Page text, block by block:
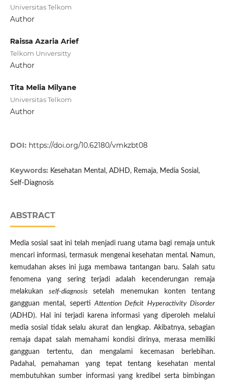
Universitas Telkom
Author
Raissa Azaria Arief
Telkom Universitty
Author
Tita Melia Milyane
Universitas Telkom
Author
DOI: https://doi.org/10.62180/vmkzbt08
Keywords: Kesehatan Mental, ADHD, Remaja, Media Sosial,
Self-Diagnosis
ABSTRACT
Media sosial saat ini telah menjadi ruang utama bagi remaja untuk
mencari informasi, termasuk mengenai kesehatan mental. Namun,
kemudahan akses ini juga membawa tantangan baru. Salah satu
fenomena yang sering terjadi adalah kecenderungan remaja
melakukanself-diagnosissetelah menemukan konten tentang
gangguan mental, sepertiAttention Deficit Hyperactivity Disorder
(ADHD). Hal ini terjadi karena informasi yang diperoleh melalui
media sosial tidak selalu akurat dan lengkap. Akibatnya, sebagian
remaja dapat salah memahami kondisi dirinya, merasa memiliki
gangguan tertentu, dan mengalami kecemasan berlebihan.
Padahal, pemahaman yang tepat tentang kesehatan mental
membutuhkan sumber informasi yang kredibel serta bimbingan